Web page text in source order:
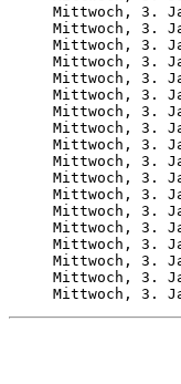
Mittwoch, 3.
Mittwoch, 3.
Mittwoch, 3.
Mittwoch, 3.
Mittwoch, 3.
Mittwoch, 3.
Mittwoch, 3.
Mittwoch, 3.
Mittwoch, 3.
Mittwoch, 3.
Mittwoch, 3.
Mittwoch, 3.
Mittwoch, 3.
Mittwoch, 3.
Mittwoch, 3.
Mittwoch, 3.
Mittwoch, 3.
Mittwoch, 3.